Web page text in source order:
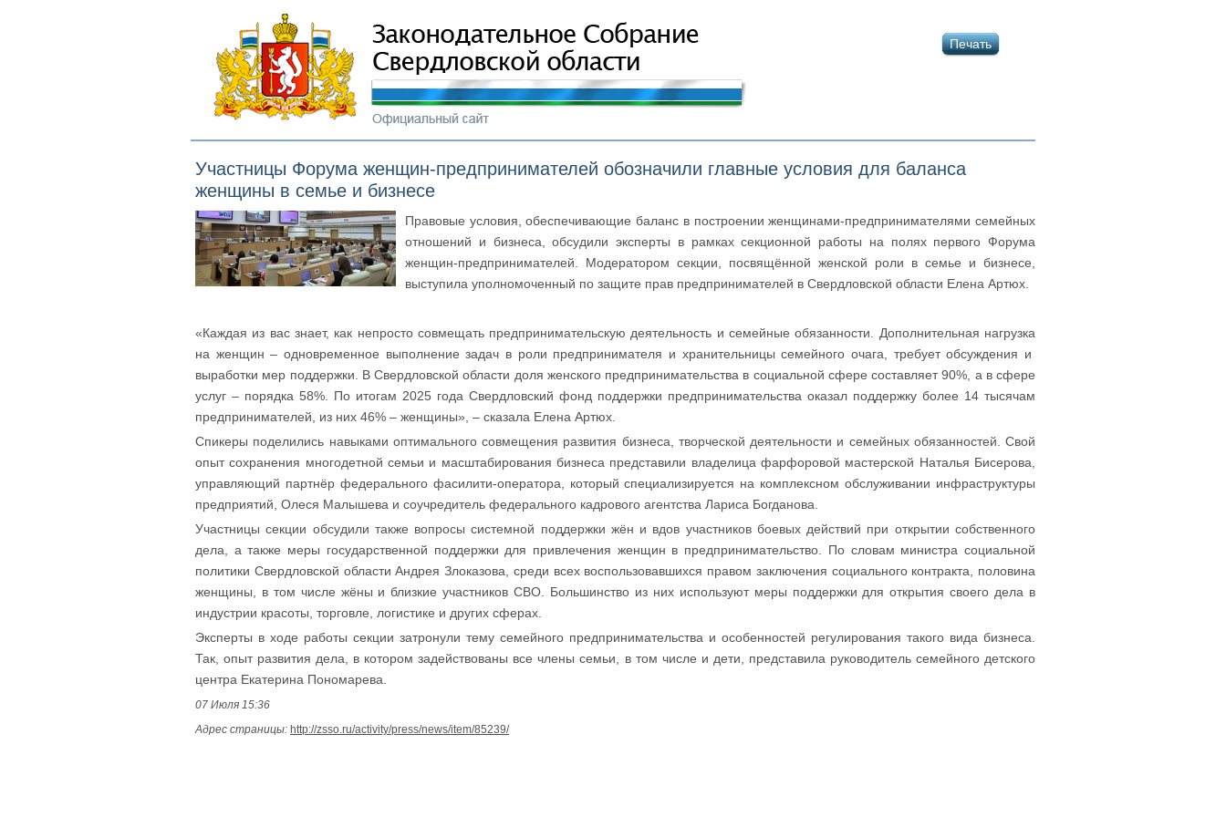
Печать
Участницы Форума женщин-предпринимателей обозначили главные условия для баланса
женщины в семье и бизнесе
Правовые условия, обеспечивающие баланс в построении женщинами-предпринимателями семейных
отношений и бизнеса, обсудили эксперты в рамках секционной работы на полях первого Форума
женщин-предпринимателей. Модератором секции, посвящённой женской роли в семье и бизнесе,
выступила уполномоченный по защите прав предпринимателей в Свердловской области Елена Артюх.
«Каждая из вас знает, как непросто совмещать предпринимательскую деятельность и семейные обязанности. Дополнительная нагрузка
на женщин – одновременное выполнение задач в роли предпринимателя и хранительницы семейного очага, требует обсуждения и
выработки мер поддержки. В Свердловской области доля женского предпринимательства в социальной сфере составляет 90%, а в сфере
услуг – порядка 58%. По итогам 2025 года Свердловский фонд поддержки предпринимательства оказал поддержку более 14 тысячам
предпринимателей, из них 46% – женщины», – сказала Елена Артюх.
Спикеры поделились навыками оптимального совмещения развития бизнеса, творческой деятельности и семейных обязанностей. Свой
опыт сохранения многодетной семьи и масштабирования бизнеса представили владелица фарфоровой мастерской Наталья Бисерова,
управляющий партнёр федерального фасилити-оператора, который специализируется на комплексном обслуживании инфраструктуры
предприятий, Олеся Малышева и соучредитель федерального кадрового агентства Лариса Богданова.
Участницы секции обсудили также вопросы системной поддержки жён и вдов участников боевых действий при открытии собственного
дела, а также меры государственной поддержки для привлечения женщин в предпринимательство. По словам министра социальной
политики Свердловской области Андрея Злоказова, среди всех воспользовавшихся правом заключения социального контракта, половина
женщины, в том числе жёны и близкие участников СВО. Большинство из них используют меры поддержки для открытия своего дела в
индустрии красоты, торговле, логистике и других сферах.
Эксперты в ходе работы секции затронули тему семейного предпринимательства и особенностей регулирования такого вида бизнеса.
Так, опыт развития дела, в котором задействованы все члены семьи, в том числе и дети, представила руководитель семейного детского
центра Екатерина Пономарева.
07 Июля 15:36
Адрес страницы: http://zsso.ru/activity/press/news/item/85239/